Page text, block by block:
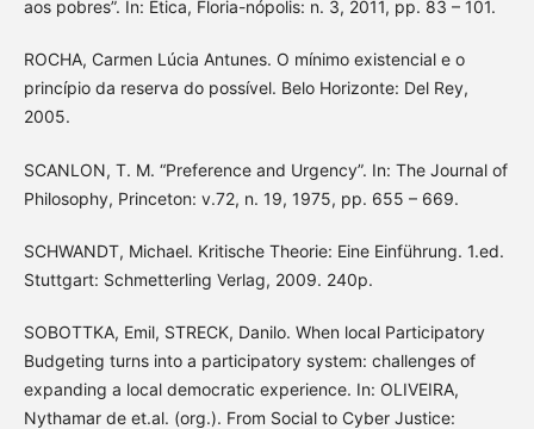
aos pobres”. In: Ética, Floria-nópolis: n. 3, 2011, pp. 83 – 101.
ROCHA, Carmen Lúcia Antunes. O mínimo existencial e o
princípio da reserva do possível. Belo Horizonte: Del Rey,
2005.
SCANLON, T. M. “Preference and Urgency”. In: The Journal of
Philosophy, Princeton: v.72, n. 19, 1975, pp. 655 – 669.
SCHWANDT, Michael. Kritische Theorie: Eine Einführung. 1.ed.
Stuttgart: Schmetterling Verlag, 2009. 240p.
SOBOTTKA, Emil, STRECK, Danilo. When local Participatory
Budgeting turns into a participatory system: challenges of
expanding a local democratic experience. In: OLIVEIRA,
Nythamar de et.al. (org.). From Social to Cyber Justice: